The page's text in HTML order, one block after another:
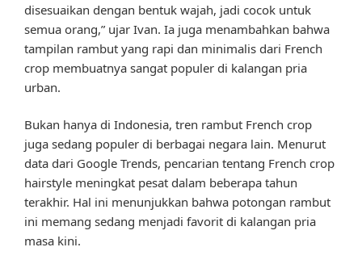
disesuaikan dengan bentuk wajah, jadi cocok untuk
semua orang,” ujar Ivan. Ia juga menambahkan bahwa
tampilan rambut yang rapi dan minimalis dari French
crop membuatnya sangat populer di kalangan pria
urban.
Bukan hanya di Indonesia, tren rambut French crop
juga sedang populer di berbagai negara lain. Menurut
data dari Google Trends, pencarian tentang French crop
hairstyle meningkat pesat dalam beberapa tahun
terakhir. Hal ini menunjukkan bahwa potongan rambut
ini memang sedang menjadi favorit di kalangan pria
masa kini.